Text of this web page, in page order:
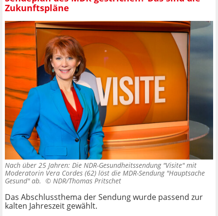
Zukunftspläne
Nach über 25 Jahren: Die NDR-Gesundheitssendung "Visite" mit
Moderatorin Vera Cordes (62) löst die MDR-Sendung "Hauptsache
Gesund" ab. © NDR/Thomas Pritschet
Das Abschlussthema der Sendung wurde passend zur
kalten Jahreszeit gewählt.